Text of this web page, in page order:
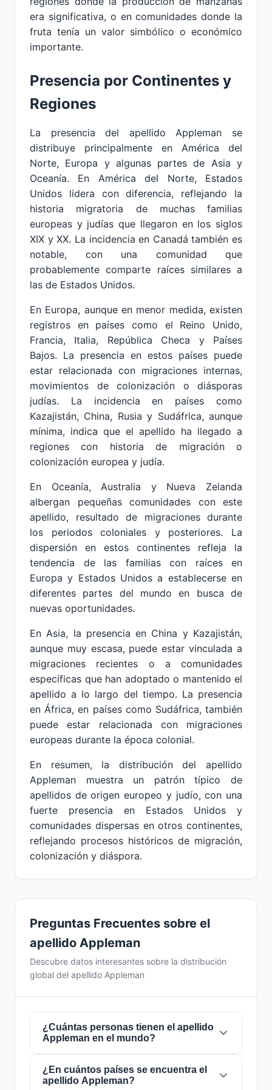
era significativa, o en comunidades donde la
fruta tenía un valor simbólico o económico
importante.
Presencia por Continentes y
Regiones
La presencia del apellido Appleman se
distribuye principalmente en América del
Norte, Europa y algunas partes de Asia y
Oceanía. En América del Norte, Estados
Unidos lidera con diferencia, reflejando la
historia migratoria de muchas familias
europeas y judías que llegaron en los siglos
XIX y XX. La incidencia en Canadá también es
notable, con una comunidad que
probablemente comparte raíces similares a
las de Estados Unidos.
En Europa, aunque en menor medida, existen
registros en países como el Reino Unido,
Francia, Italia, República Checa y Países
Bajos. La presencia en estos países puede
estar relacionada con migraciones internas,
movimientos de colonización o diásporas
judías. La incidencia en países como
Kazajistán, China, Rusia y Sudáfrica, aunque
mínima, indica que el apellido ha llegado a
regiones con historia de migración o
colonización europea y judía.
En Oceanía, Australia y Nueva Zelanda
albergan pequeñas comunidades con este
apellido, resultado de migraciones durante
los periodos coloniales y posteriores. La
dispersión en estos continentes refleja la
tendencia de las familias con raíces en
Europa y Estados Unidos a establecerse en
diferentes partes del mundo en busca de
nuevas oportunidades.
En Asia, la presencia en China y Kazajistán,
aunque muy escasa, puede estar vinculada a
migraciones recientes o a comunidades
específicas que han adoptado o mantenido el
apellido a lo largo del tiempo. La presencia
en África, en países como Sudáfrica, también
puede estar relacionada con migraciones
europeas durante la época colonial.
En resumen, la distribución del apellido
Appleman muestra un patrón típico de
apellidos de origen europeo y judío, con una
fuerte presencia en Estados Unidos y
comunidades dispersas en otros continentes,
reflejando procesos históricos de migración,
colonización y diáspora.
Preguntas Frecuentes sobre el
apellido Appleman
Descubre datos interesantes sobre la distribución
global del apellido Appleman
¿Cuántas personas tienen el apellido
Appleman en el mundo?
Actualmente hay aproximadamente2.095
personascon el apellido
¿En cuántos países se encuentra el
apellido Appleman?